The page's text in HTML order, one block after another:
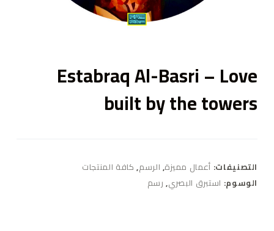
Estabraq Al-Basri – Love
built by the towers
التصنيفات: أعمال مميزة, الرسم, كافة المنتجات
الوسوم: استبرق البصري, رسم